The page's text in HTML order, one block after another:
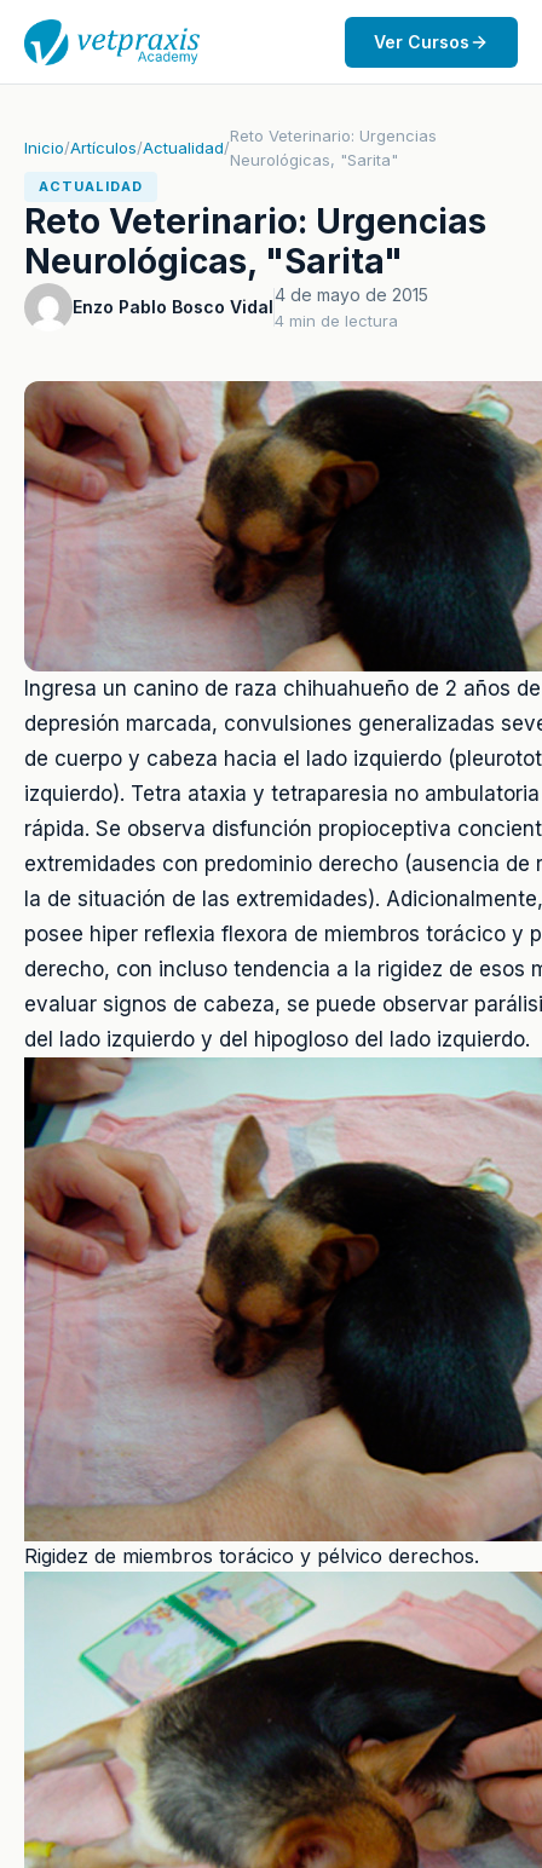
Ver Cursos
Inicio/Artículos/Actualidad/
Reto Veterinario: Urgencias
Neurológicas, "Sarita"
ACTUALIDAD
Reto Veterinario: Urgencias
Neurológicas, "Sarita"
Enzo Pablo Bosco Vidal
4 de mayo de 2015
4 min de lectura
Ingresa un canino de raza chihuahueño de 2 años
depresión marcada, convulsiones generalizadas
de cuerpo y cabeza hacia el lado izquierdo
izquierdo). Tetra ataxia y tetraparesia no
rápida. Se observa disfunción propioceptiva
extremidades con predominio derecho (ausencia de
la de situación de las extremidades).
posee hiper reflexia flexora de miembros torácico y
derecho, con incluso tendencia a la rigidez de esos
evaluar signos de cabeza, se puede observar
del lado izquierdo y del hipogloso del lado izquierdo.
Rigidez de miembros torácico y pélvico derechos.